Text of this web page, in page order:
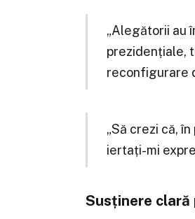
„Alegătorii au
prezidențiale,
reconfigurare
„Să crezi că,
iertați-mi
Susținere